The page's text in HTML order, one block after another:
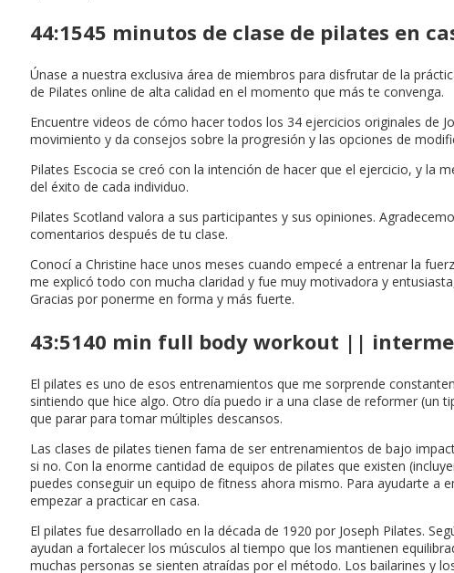
44:1545 minutos de clase de pilates en
Únase a nuestra exclusiva área de miembros para disfrutar de la
de Pilates online de alta calidad en el momento que más te convenga.
Encuentre videos de cómo hacer todos los 34 ejercicios originales de
movimiento y da consejos sobre la progresión y las opciones de
Pilates Escocia se creó con la intención de hacer que el ejercicio, y la
del éxito de cada individuo.
Pilates Scotland valora a sus participantes y sus opiniones.
comentarios después de tu clase.
Conocí a Christine hace unos meses cuando empecé a entrenar la
me explicó todo con mucha claridad y fue muy motivadora y
Gracias por ponerme en forma y más fuerte.
43:5140 min full body workout ||
El pilates es uno de esos entrenamientos que me sorprende
sintiendo que hice algo. Otro día puedo ir a una clase de reformer (un
que parar para tomar múltiples descansos.
Las clases de pilates tienen fama de ser entrenamientos de bajo
si no. Con la enorme cantidad de equipos de pilates que existen
puedes conseguir un equipo de fitness ahora mismo. Para ayudarte
empezar a practicar en casa.
El pilates fue desarrollado en la década de 1920 por Joseph Pilates.
ayudan a fortalecer los músculos al tiempo que los mantienen
muchas personas se sienten atraídas por el método. Los bailarines y